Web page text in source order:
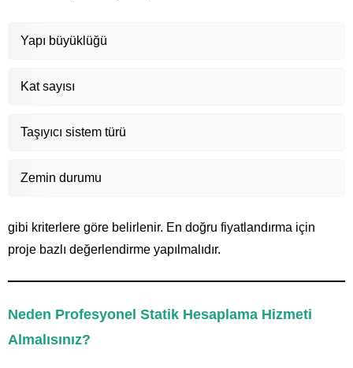
Yapı büyüklüğü
Kat sayısı
Taşıyıcı sistem türü
Zemin durumu
gibi kriterlere göre belirlenir. En doğru fiyatlandırma için
proje bazlı değerlendirme yapılmalıdır.
Neden Profesyonel Statik Hesaplama Hizmeti
Almalısınız?